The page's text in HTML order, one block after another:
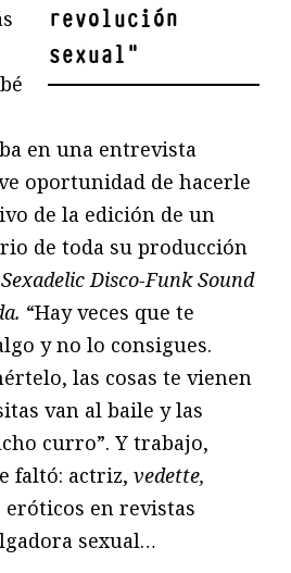
revolución
sexual"
en una entrevista
oportunidad de hacerle
de la edición de un
de toda su producción
Disco-Funk Sound
a. “Hay veces que te
y no lo consigues.
las cosas te vienen
van al baile y las
curro”. Y trabajo,
faltó: actriz, vedette,
en revistas
sexual…